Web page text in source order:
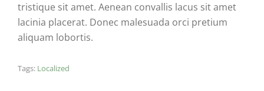
tristique sit amet. Aenean convallis lacus sit amet
lacinia placerat. Donec malesuada orci pretium
aliquam lobortis.
Tags: Localized